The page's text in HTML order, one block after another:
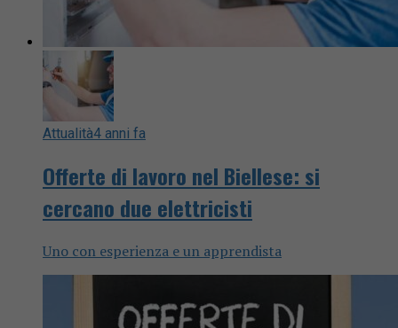
Attualità4 anni fa
Offerte di lavoro nel Biellese: si
cercano due elettricisti
Uno con esperienza e un apprendista